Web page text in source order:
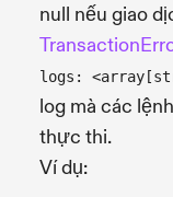
null nếu giao
logs:
log mà các
thực thi.
Ví dụ: